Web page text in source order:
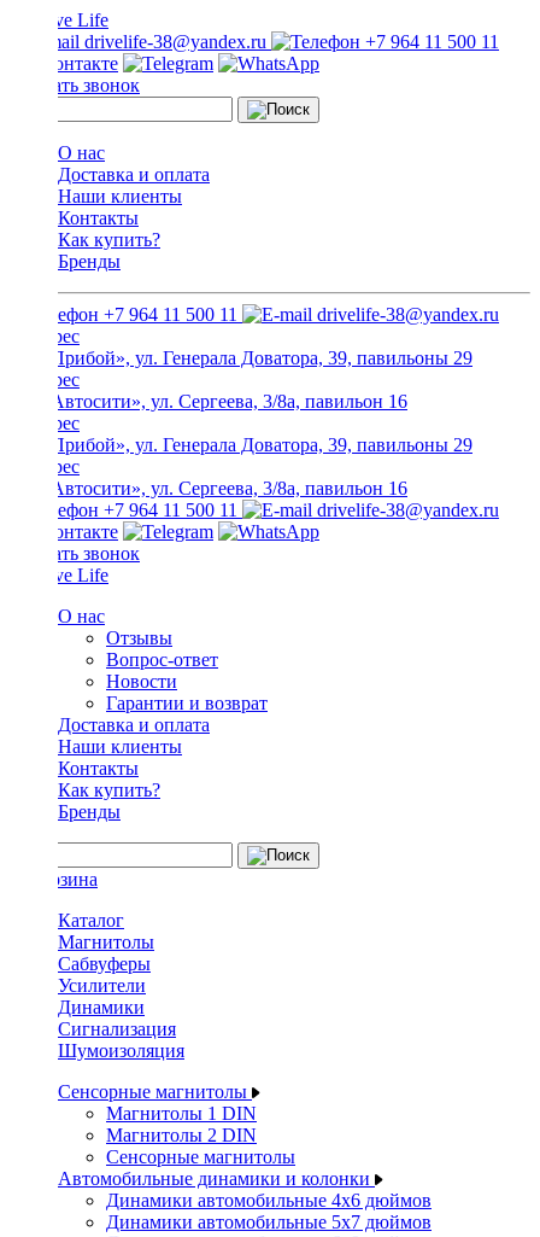
drivelife-38@yandex.ru +7 964 11 500 11
Заказать звонок
О нас
Доставка и оплата
Наши клиенты
Контакты
Как купить?
Бренды
+7 964 11 500 11 drivelife-38@yandex.ru
ТЦ «Прибой», ул. Генерала Доватора, 39, павильоны 29
ТЦ «Автосити», ул. Сергеева, 3/8а, павильон 16
ТЦ «Прибой», ул. Генерала Доватора, 39, павильоны 29
ТЦ «Автосити», ул. Сергеева, 3/8а, павильон 16
+7 964 11 500 11
drivelife-38@yandex.ru
Заказать звонок
О нас
Отзывы
Вопрос-ответ
Новости
Гарантии и возврат
Доставка и оплата
Наши клиенты
Контакты
Как купить?
Бренды
Каталог
Магнитолы
Сабвуферы
Усилители
Динамики
Сигнализация
Шумоизоляция
Сенсорные магнитолы
Магнитолы 1 DIN
Магнитолы 2 DIN
Сенсорные магнитолы
Автомобильные динамики и колонки
Динамики автомобильные 4x6 дюймов
Динамики автомобильные 5x7 дюймов